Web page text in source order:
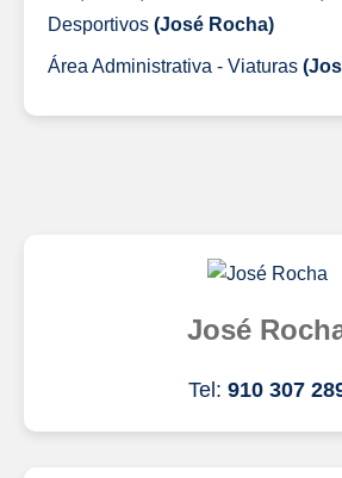
Desportivos (José Rocha)
Área Administrativa - Viaturas
José
Tel: 910 307